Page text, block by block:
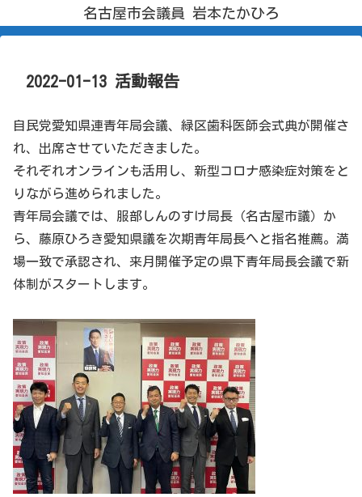
名古屋市会議員 岩本たかひろ
2022-01-13 活動報告
自民党愛知県連青年局会議、緑区歯科医師会式典が開催さ
れ、出席させていただきました。
それぞれオンラインも活用し、新型コロナ感染症対策をと
りながら進められました。
青年局会議では、服部しんのすけ局長（名古屋市議）か
ら、藤原ひろき愛知県議を次期青年局長へと指名推薦。満
場一致で承認され、来月開催予定の県下青年局長会議で新
体制がスタートします。